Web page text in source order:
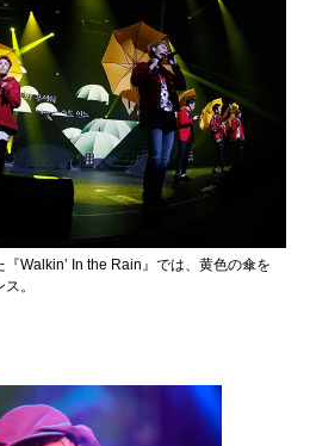
Walkin’ In the Rain』では、黄色の傘を
。